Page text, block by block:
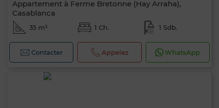
Appartement à Ferme Bretonne (Hay Arraha),
Casablanca
35 m² 1 Ch. 1 Sdb.
Contacter Appelez WhatsApp